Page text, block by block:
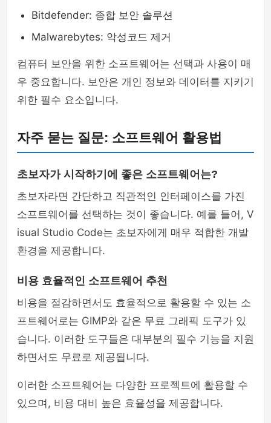
Bitdefender: 종합 보안 솔루션
Malwarebytes: 악성코드 제거
컴퓨터 보안을 위한 소프트웨어는 선택과 사용이 매
우 중요합니다. 보안은 개인 정보와 데이터를 지키기
위한 필수 요소입니다.
자주 묻는 질문: 소프트웨어 활용법
초보자가 시작하기에 좋은 소프트웨어는?
초보자라면 간단하고 직관적인 인터페이스를 가진
소프트웨어를 선택하는 것이 좋습니다. 예를 들어, V
isual Studio Code는 초보자에게 매우 적합한 개발
환경을 제공합니다.
비용 효율적인 소프트웨어 추천
비용을 절감하면서도 효율적으로 활용할 수 있는 소
프트웨어로는 GIMP와 같은 무료 그래픽 도구가 있
습니다. 이러한 도구들은 대부분의 필수 기능을 지원
하면서도 무료로 제공됩니다.
이러한 소프트웨어는 다양한 프로젝트에 활용할 수
있으며, 비용 대비 높은 효율성을 제공합니다.